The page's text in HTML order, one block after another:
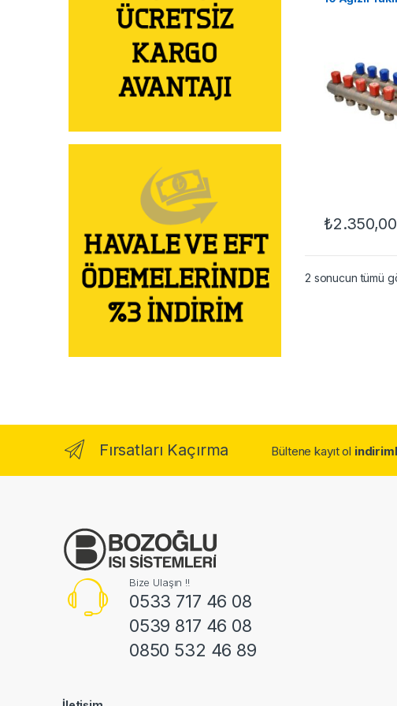
₺2.350,00
2 sonucun tümü
Fırsatları Kaçırma Bültene kayıt ol
Bize Ulaşın !!
0533 717 46 08
0539 817 46 08
0850 532 46 89